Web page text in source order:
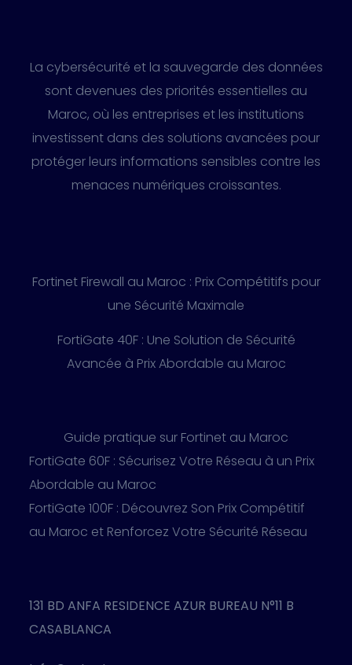
La cybersécurité et la sauvegarde des données
sont devenues des priorités essentielles au
Maroc, où les entreprises et les institutions
investissent dans des solutions avancées pour
protéger leurs informations sensibles contre les
menaces numériques croissantes.
Fortinet Firewall au Maroc : Prix Compétitifs pour
une Sécurité Maximale
FortiGate 40F : Une Solution de Sécurité
Avancée à Prix Abordable au Maroc
Guide pratique sur Fortinet au Maroc
FortiGate 60F : Sécurisez Votre Réseau à un Prix
Abordable au Maroc
FortiGate 100F : Découvrez Son Prix Compétitif
au Maroc et Renforcez Votre Sécurité Réseau
131 BD ANFA RESIDENCE AZUR BUREAU N°11 B
CASABLANCA